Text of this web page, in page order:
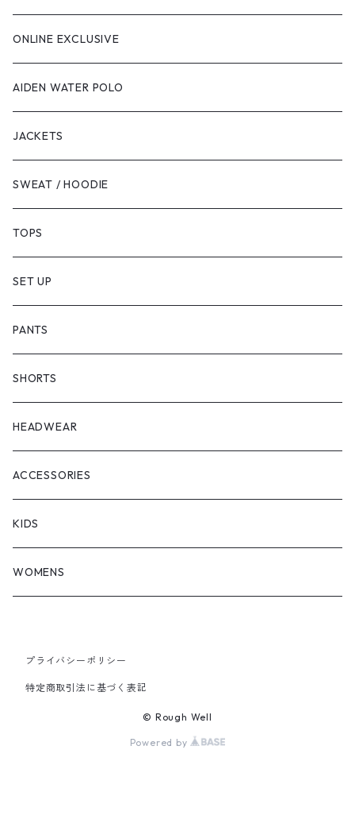
ONLINE EXCLUSIVE
AIDEN WATER POLO
JACKETS
SWEAT / HOODIE
TOPS
SET UP
PANTS
SHORTS
HEADWEAR
ACCESSORIES
KIDS
WOMENS
プライバシーポリシー
特定商取引法に基づく表記
© Rough Well
Powered by